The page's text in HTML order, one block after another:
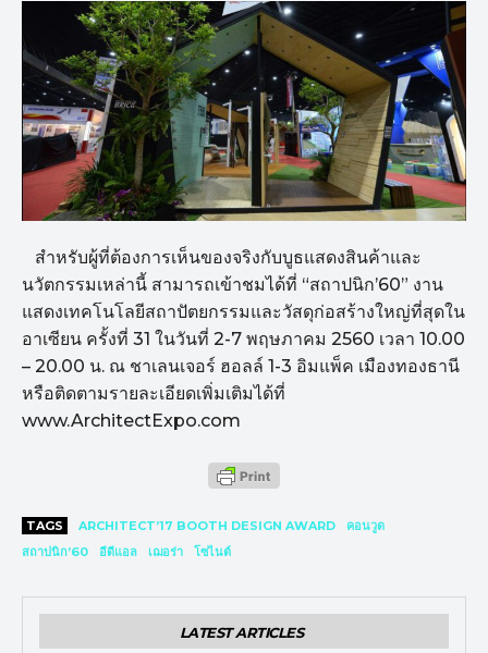
สำหรับผู้ที่ต้องการเห็นของจริงกับบูธแสดงสินค้าและ
นวัตกรรมเหล่านี้ สามารถเข้าชมได้ที่ “สถาปนิก’60” งาน
แสดงเทคโนโลยีสถาปัตยกรรมและวัสดุก่อสร้างใหญ่ที่สุดใน
อาเซียน ครั้งที่ 31 ในวันที่ 2-7 พฤษภาคม 2560 เวลา 10.00
– 20.00 น. ณ ชาเลนเจอร์ ฮอลล์ 1-3 อิมแพ็ค เมืองทองธานี
หรือติดตามรายละเอียดเพิ่มเติมได้ที่
www.ArchitectExpo.com
TAGS ARCHITECT’17 BOOTH DESIGN AWARD
คอนวูด
สถาปนิก’60
อีดีแอล เฌอร่า โซไนต์
LATEST ARTICLES